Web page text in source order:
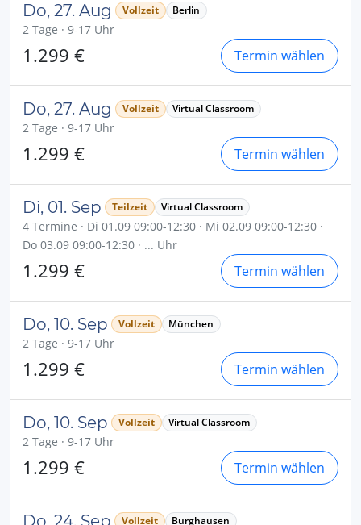
Do, 27. Aug Vollzeit Berlin
2 Tage · 9-17 Uhr
1.299 € Termin wählen
Do, 27. Aug Vollzeit Virtual Classroom
2 Tage · 9-17 Uhr
1.299 € Termin wählen
Di, 01. Sep Teilzeit Virtual Classroom
4 Termine · Di 01.09 09:00-12:30 · Mi 02.09 09:00-12:30 ·
Do 03.09 09:00-12:30 · ... Uhr
1.299 € Termin wählen
Do, 10. Sep Vollzeit München
2 Tage · 9-17 Uhr
1.299 € Termin wählen
Do, 10. Sep Vollzeit Virtual Classroom
2 Tage · 9-17 Uhr
1.299 € Termin wählen
Do, 24. Sep Vollzeit Burghausen